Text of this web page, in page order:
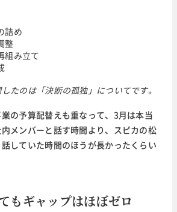
詰め
整
組み立て
たのは「決断の孤独」についてです。
の予算配替えも重なって、3月は本当
メンバーと話す時間より、スピカの松
していた時間のほうが長かったくらい
もギャップはほぼゼロ